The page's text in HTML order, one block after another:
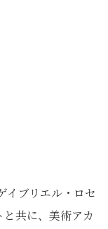
イブリエル・ロセ
共に、美術アカ